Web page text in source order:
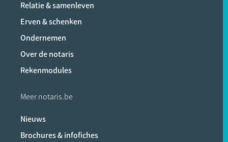
Relatie & samenleven
Erven & schenken
Ondernemen
Over de notaris
Rekenmodules
Meer notaris.be
Nieuws
Brochures & infofiches